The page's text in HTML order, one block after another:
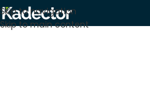
Skip to navigation
Skip to main content